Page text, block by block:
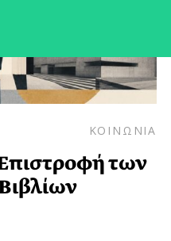
ΚΟΙΝΩΝΙΑ
των